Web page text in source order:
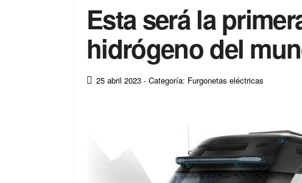
Esta será la
hidrógeno del
25 abril 2023 - Categoría: Furgonetas eléctricas